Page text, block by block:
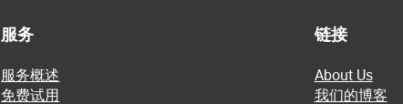
服务
服务概述
免费试用
链接
About Us
我们的博客